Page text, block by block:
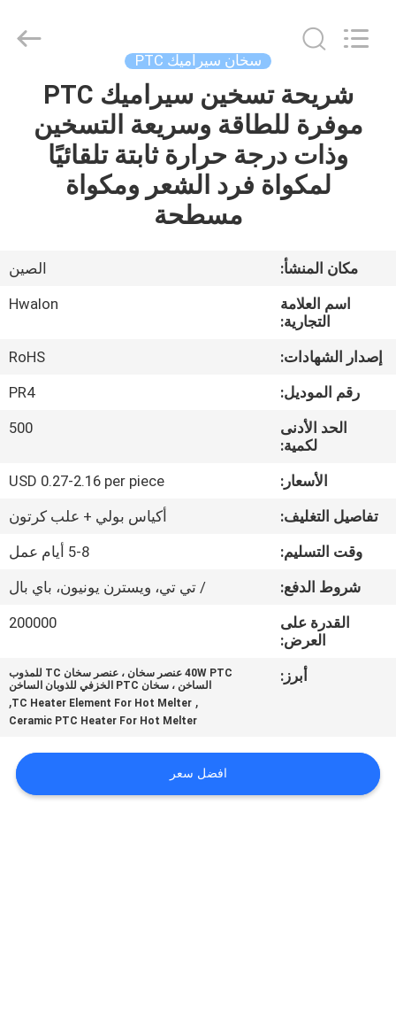
منتجات
جولة
المصنع
مراقبة
الجودة
بنا
أخبار
سياسة
سخان سيراميك PTC
شريحة تسخين سيراميك PTC
موفرة للطاقة وسريعة التسخين
وذات درجة حرارة ثابتة تلقائيًا
لمكواة فرد الشعر ومكواة
مسطحة
مكان المنشأ:
الصين
اسم العلامة
التجارية:
Hwalon
إصدار الشهادات:
RoHS
رقم الموديل:
PR4
الحد الأدنى
لكمية:
500
الأسعار:
USD 0.27-2.16 per piece
تفاصيل التغليف:
أكياس بولي + علب كرتون
وقت التسليم:
5-8 أيام عمل
شروط الدفع:
/ تي تي، ويسترن يونيون، باي بال
القدرة على
العرض:
200000
أبرز:
40W PTC عنصر سخان ، عنصر سخان TC للمذوب
الساخن ، سخان PTC الخزفي للذوبان الساخن
,
TC Heater Element For Hot Melter
,
Ceramic PTC Heater For Hot Melter
افضل سعر